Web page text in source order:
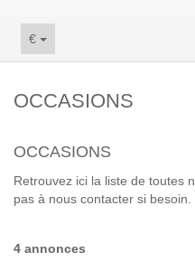
€
OCCASIONS
OCCASIONS
Retrouvez ici la liste de toutes
pas à nous contacter si besoin.
4 annonces